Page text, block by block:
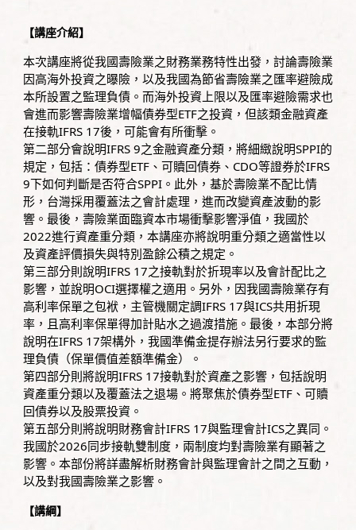
【講座介紹】
本次講座將從我國壽險業之財務業務特性出發，討論壽險業
因高海外投資之曝險，以及我國為節省壽險業之匯率避險成
本所設置之監理負債。而海外投資上限以及匯率避險需求也
會進而影響壽險業增幅債券型ETF之投資，但該類金融資產
在接軌IFRS 17後，可能會有所衝擊。
第二部分會說明IFRS 9之金融資產分類，將細緻說明SPPI的
規定，包括：債券型ETF、可贖回債券、CDO等證券於IFRS
9下如何判斷是否符合SPPI。此外，基於壽險業不配比情
形，台灣採用覆蓋法之會計處理，進而改變資產波動的影
響。最後，壽險業面臨資本市場衝擊影響淨值，我國於
2022進行資產重分類，本講座亦將說明重分類之適當性以
及資產評價損失與特別盈餘公積之規定。
第三部分則說明IFRS 17之接軌對於折現率以及會計配比之
影響，並說明OCI選擇權之適用。另外，因我國壽險業存有
高利率保單之包袱，主管機關定調IFRS 17與ICS共用折現
率，且高利率保單得加計貼水之過渡措施。最後，本部分將
說明在IFRS 17架構外，我國準備金提存辦法另行要求的監
理負債（保單價值差額準備金）。
第四部分則將說明IFRS 17接軌對於資產之影響，包括說明
資產重分類以及覆蓋法之退場。將聚焦於債券型ETF、可贖
回債券以及股票投資。
第五部分則將說明財務會計IFRS 17與監理會計ICS之異同。
我國於2026同步接軌雙制度，兩制度均對壽險業有顯著之
影響。本部份將詳盡解析財務會計與監理會計之間之互動，
以及對我國壽險業之影響。
【講綱】